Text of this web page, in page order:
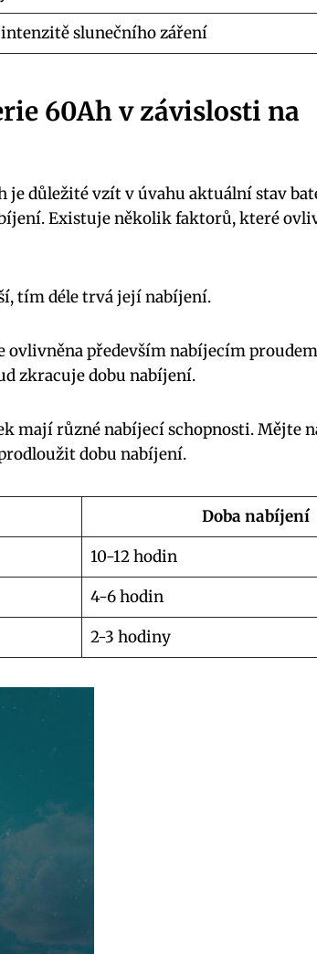
slunečního záření
60Ah v závislosti na
je důležité vzít v úvahu aktuální stav
Existuje několik faktorů, které
tím déle trvá její nabíjení.
ovlivněna především nabíjecím
zkracuje dobu nabíjení.
mají různé nabíjecí schopnosti. Mějte
dobu nabíjení.
Doba nabíjení
10-12 hodin
4-6 hodin
2-3 hodiny